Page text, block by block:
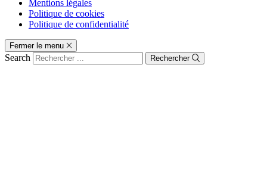
Mentions légales
Politique de cookies
Politique de confidentialité
Fermer le menu
Search Rechercher